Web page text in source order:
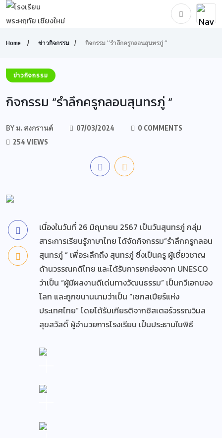
Home ข่าวกิจกรรม กิจกรรม “รำลึกครูกลอนสุนทรภู่ “
ข่าวกิจกรรม
กิจกรรม “รำลึกครูกลอนสุนทรภู่ “
BY ม. สงกรานต์ 07/03/2024
0 COMMENTS
254 VIEWS
เนื่องในวันที่ 26 มิถุนายน 2567 เป็นวันสุนทรภู่ กลุ่ม
สาระการเรียนรู้ภาษาไทย ได้จัดกิจกรรม”รำลึกครูกลอน
สุนทรภู่ ” เพื่อระลึกถึง สุนทรภู่ ซึ่งเป็นครู ผู้เชี่ยวชาญ
ด้านวรรณคดีไทย และได้รับการยกย่องจาก UNESCO
ว่าเป็น “ผู้มีผลงานดีเด่นทางวัฒนธรรม” เป็นกวีเอกของ
โลก และถูกขนานนามว่าเป็น “เชกสเปียร์แห่ง
ประเทศไทย” โดยได้รับเกียรติจากซิสเตอร์วรรณวิมล
สุขสวัสดิ์ ผู้อำนวยการโรงเรียน เป็นประธานในพิธี